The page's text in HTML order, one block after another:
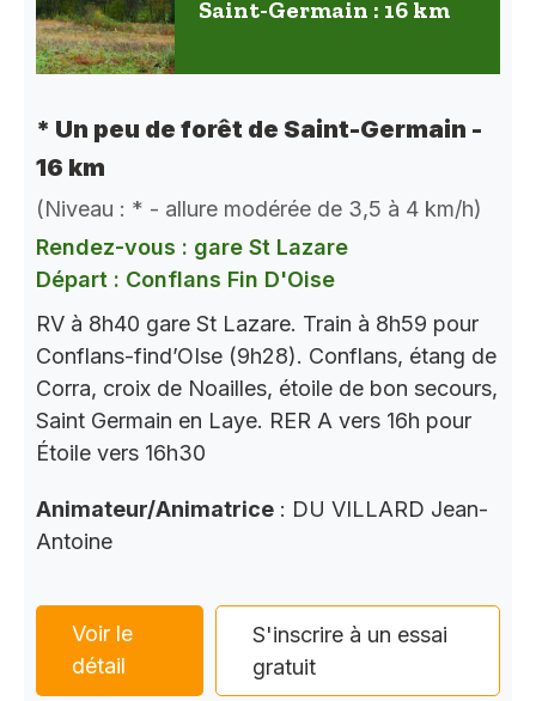
Saint-Germain : 16 km
* Un peu de forêt de Saint-Germain -
16 km
(Niveau : * - allure modérée de 3,5 à 4 km/h)
Rendez-vous : gare St Lazare
Départ : Conflans Fin D'Oise
RV à 8h40 gare St Lazare. Train à 8h59 pour
Conflans-find’OIse (9h28). Conflans, étang de
Corra, croix de Noailles, étoile de bon secours,
Saint Germain en Laye. RER A vers 16h pour
Étoile vers 16h30
Animateur/Animatrice : DU VILLARD Jean-
Antoine
Voir le
détail
S'inscrire à un essai
gratuit